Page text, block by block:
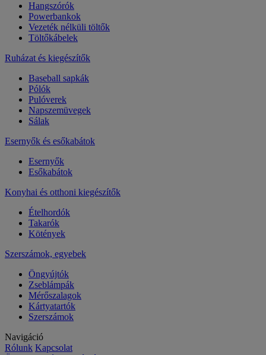
Hangszórók
Powerbankok
Vezeték nélküli töltők
Töltőkábelek
Ruházat és kiegészítők
Baseball sapkák
Pólók
Pulóverek
Napszemüvegek
Sálak
Esernyők és esőkabátok
Esernyők
Esőkabátok
Konyhai és otthoni kiegészítők
Ételhordók
Takarók
Kötények
Szerszámok, egyebek
Öngyújtók
Zseblámpák
Mérőszalagok
Kártyatartók
Szerszámok
Navigáció
Rólunk Kapcsolat